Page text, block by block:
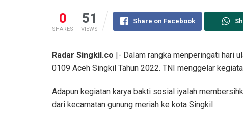
0
SHARES
51
VIEWS
Share on Facebook
Radar Singkil.co |- Dalam rangka menperingati hari
0109 Aceh Singkil Tahun 2022. TNI menggelar
Adapun kegiatan karya bakti sosial iyalah
dari kecamatan gunung meriah ke kota Singkil